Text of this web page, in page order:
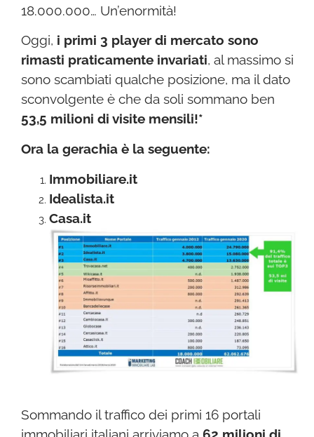
18.000.000… Un’enormità!
Oggi, i primi 3 player di mercato sono
rimasti praticamente invariati, al massimo si
sono scambiati qualche posizione, ma il dato
sconvolgente è che da soli sommano ben
53,5 milioni di visite mensili!*
Ora la gerachia è la seguente:
Immobiliare.it
Idealista.it
Casa.it
Sommando il traffico dei primi 16 portali